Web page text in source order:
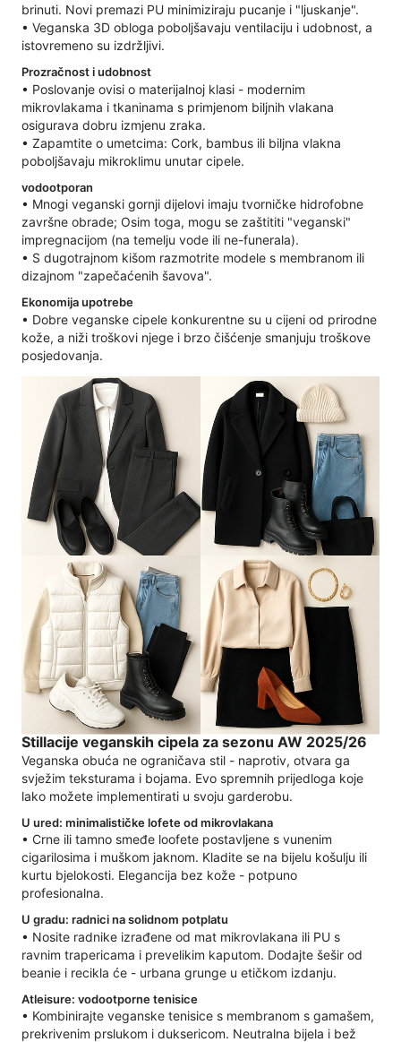
brinuti. Novi premazi PU minimiziraju pucanje i "ljuskanje".
• Veganska 3D obloga poboljšavaju ventilaciju i udobnost, a
istovremeno su izdržljivi.
Prozračnost i udobnost
• Poslovanje ovisi o materijalnoj klasi - modernim
mikrovlakama i tkaninama s primjenom biljnih vlakana
osigurava dobru izmjenu zraka.
• Zapamtite o umetcima: Cork, bambus ili biljna vlakna
poboljšavaju mikroklimu unutar cipele.
vodootporan
• Mnogi veganski gornji dijelovi imaju tvorničke hidrofobne
završne obrade; Osim toga, mogu se zaštititi "veganski"
impregnacijom (na temelju vode ili ne-funerala).
• S dugotrajnom kišom razmotrite modele s membranom ili
dizajnom "zapečaćenih šavova".
Ekonomija upotrebe
• Dobre veganske cipele konkurentne su u cijeni od prirodne
kože, a niži troškovi njege i brzo čišćenje smanjuju troškove
posjedovanja.
Stillacije veganskih cipela za sezonu AW 2025/26
Veganska obuća ne ograničava stil - naprotiv, otvara ga
svježim teksturama i bojama. Evo spremnih prijedloga koje
lako možete implementirati u svoju garderobu.
U ured: minimalističke lofete od mikrovlakana
• Crne ili tamno smeđe loofete postavljene s vunenim
cigarilosima i muškom jaknom. Kladite se na bijelu košulju ili
kurtu bjelokosti. Elegancija bez kože - potpuno
profesionalna.
U gradu: radnici na solidnom potplatu
• Nosite radnike izrađene od mat mikrovlakana ili PU s
ravnim trapericama i prevelikim kaputom. Dodajte šešir od
beanie i recikla će - urbana grunge u etičkom izdanju.
Atleisure: vodootporne tenisice
• Kombinirajte veganske tenisice s membranom s gamašem,
prekrivenim prslukom i duksericom. Neutralna bijela i bež